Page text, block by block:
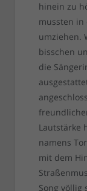
hinein zu
mussten in
umziehen.
bisschen
die
Lautstärke
namens
mit dem
Song völlig